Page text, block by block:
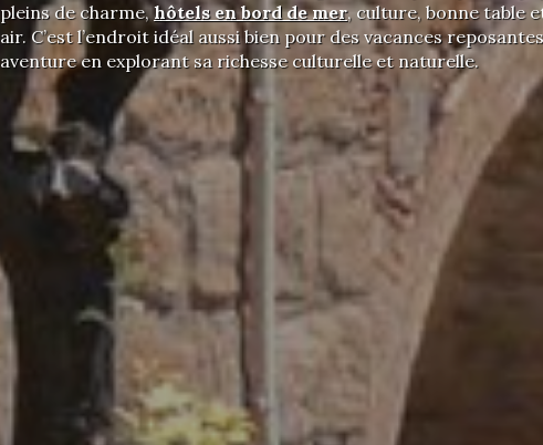
pleins de charme,hôtels en bord de mer, culture, bonne table
air. C’est l’endroit idéal aussi bien pour des vacances
aventure en explorant sa richesse culturelle et naturelle.